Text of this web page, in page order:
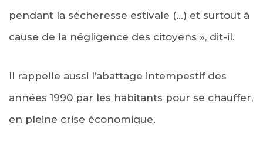
pendant la sécheresse estivale (…) et surtout à
cause de la négligence des citoyens », dit-il.
Il rappelle aussi l’abattage intempestif des
années 1990 par les habitants pour se chauffer,
en pleine crise économique.